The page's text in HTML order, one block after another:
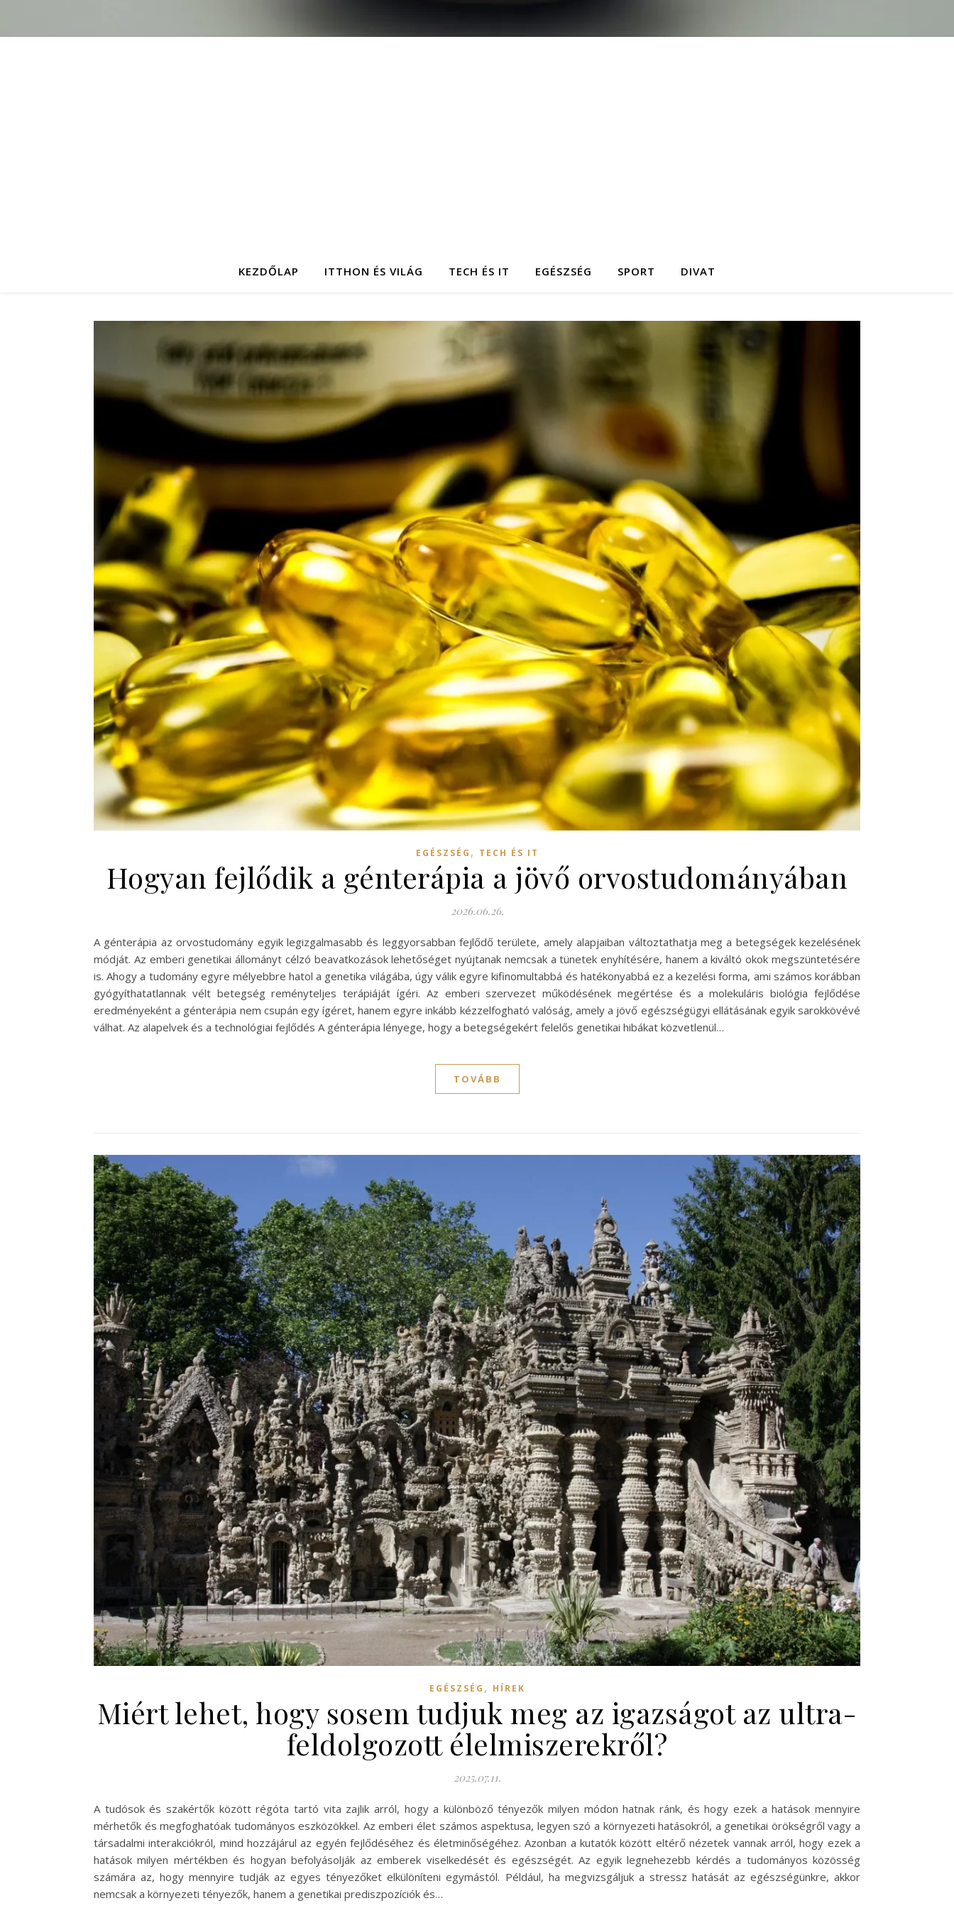
KEZDŐLAP ITTHON ÉS VILÁG TECH ÉS IT EGÉSZSÉG SPORT DIVAT
EGÉSZSÉG , TECH ÉS IT
Hogyan fejlődik a génterápia a jövő orvostudományában
2026.06.26.
A génterápia az orvostudomány egyik legizgalmasabb és leggyorsabban fejlődő területe, amely alapjaiban változtathatja meg a betegségek kezelésének
módját. Az emberi genetikai állományt célzó beavatkozások lehetőséget nyújtanak nemcsak a tünetek enyhítésére, hanem a kiváltó okok megszüntetésére
is. Ahogy a tudomány egyre mélyebbre hatol a genetika világába, úgy válik egyre kifinomultabbá és hatékonyabbá ez a kezelési forma, ami számos korábban
gyógyíthatatlannak vélt betegség reményteljes terápiáját ígéri. Az emberi szervezet működésének megértése és a molekuláris biológia fejlődése
eredményeként a génterápia nem csupán egy ígéret, hanem egyre inkább kézzelfogható valóság, amely a jövő egészségügyi ellátásának egyik sarokkövévé
válhat. Az alapelvek és a technológiai fejlődés A génterápia lényege, hogy a betegségekért felelős genetikai hibákat közvetlenül…
TOVÁBB
EGÉSZSÉG , HÍREK
Miért lehet, hogy sosem tudjuk meg az igazságot az ultra-
feldolgozott élelmiszerekről?
2025.07.11.
A tudósok és szakértők között régóta tartó vita zajlik arról, hogy a különböző tényezők milyen módon hatnak ránk, és hogy ezek a hatások mennyire
mérhetők és megfoghatóak tudományos eszközökkel. Az emberi élet számos aspektusa, legyen szó a környezeti hatásokról, a genetikai örökségről vagy a
társadalmi interakciókról, mind hozzájárul az egyén fejlődéséhez és életminőségéhez. Azonban a kutatók között eltérő nézetek vannak arról, hogy ezek a
hatások milyen mértékben és hogyan befolyásolják az emberek viselkedését és egészségét. Az egyik legnehezebb kérdés a tudományos közösség
számára az, hogy mennyire tudják az egyes tényezőket elkülöníteni egymástól. Például, ha megvizsgáljuk a stressz hatását az egészségünkre, akkor
nemcsak a környezeti tényezők, hanem a genetikai prediszpozíciók és…